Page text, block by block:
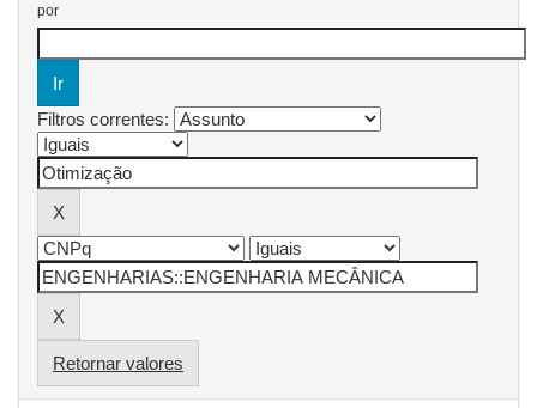
por
Filtros correntes:
Retornar valores